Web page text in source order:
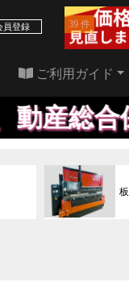
員登録 39 件
ご利用ガイド
険付